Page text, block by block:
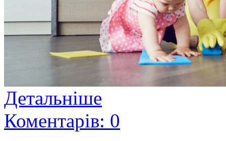
Детальніше
Коментарів: 0